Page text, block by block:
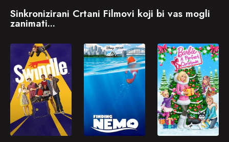
Sinkronizirani Crtani Filmovi koji bi vas mogli
zanimati...